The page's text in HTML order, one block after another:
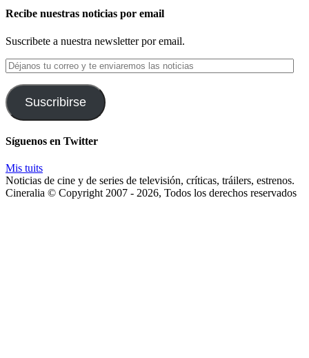
Recibe nuestras noticias por email
Suscribete a nuestra newsletter por email.
Déjanos
tu
correo
y
te
las
noticias
Suscribirse
Síguenos en Twitter
Mis tuits
Noticias de cine y de series de televisión, críticas, tráilers, estrenos.
Cineralia © Copyright 2007 - 2026, Todos los derechos reservados